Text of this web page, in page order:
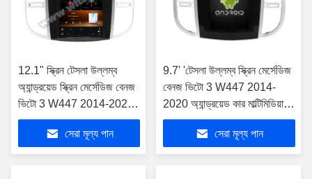
12.1" স্ক্রিন টেসলা উল্লম্ব
অ্যান্ড্রয়েড স্ক্রিন মের্সেডিজ বেনজ
ভিটো 3 W447 2014-2020
কার মাল্টিমিডিয়া স্টেরিও জিপিএস
কারপ্লে প্লেয়ারের জন্য
সেরা মূল্য পান
9.7' 'টেসলা উল্লম্ব স্ক্রিন মের্সেডিজ
বেনজ ভিটো 3 W447 2014-
2020 অ্যান্ড্রয়েড কার মাল্টিমিডিয়া
প্লেয়ারের জন্য
সেরা মূল্য পান